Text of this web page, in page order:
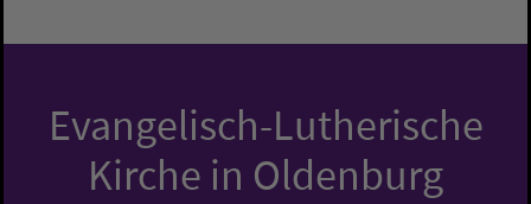
Evangelisch-Lutherische
Kirche in Oldenburg